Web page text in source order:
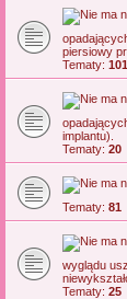
piersiowy
Tematy: 101
implantu).
Tematy: 20
Tematy: 81
wyglądu
Tematy: 25